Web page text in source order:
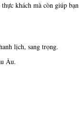
khách mà còn giúp
lịch, sang trọng.
Âu.